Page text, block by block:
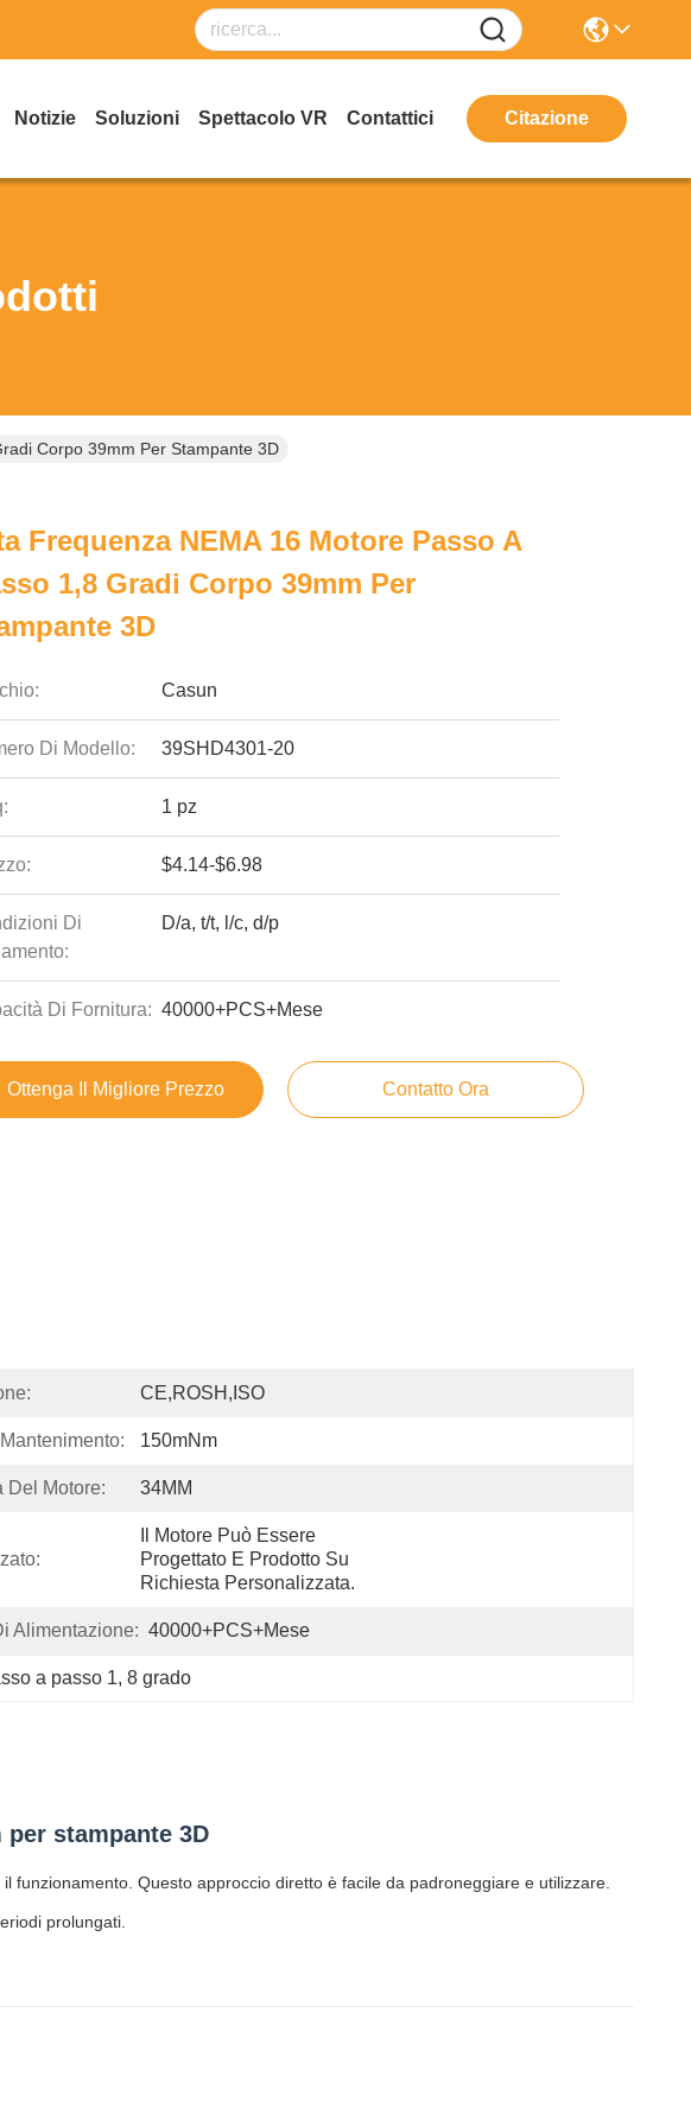
Notizie Soluzioni Spettacolo VR Contattici Citazione
Corpo 39mm Per Stampante 3D
Frequenza NEMA 16 Motore Passo A
1,8 Gradi Corpo 39mm Per
3D
Casun
Di Modello: 39SHD4301-20
1 pz
$4.14-$6.98
Di
D/a, t/t, l/c, d/p
Di Fornitura: 40000+PCS+Mese
Ottenga Il Migliore Prezzo Contatto Ora
CE,ROSH,ISO
150mNm
Del Motore: 34MM
Il Motore Può Essere
Progettato E Prodotto Su
Richiesta Personalizzata.
Alimentazione: 40000+PCS+Mese
a passo 1, 8 grado
per stampante 3D
Questo approccio diretto è facile da padroneggiare e utilizzare.
prolungati.